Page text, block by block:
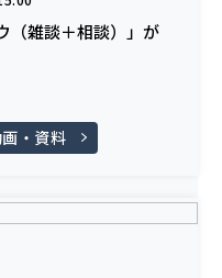
（雑談＋相談）」が
・資料